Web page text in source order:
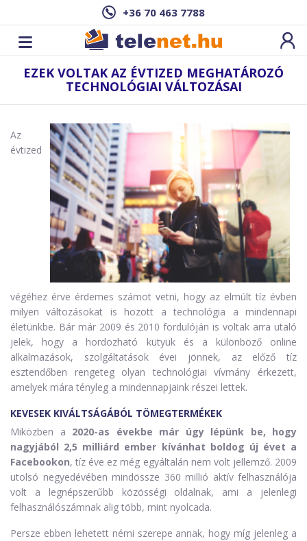
+36 70 463 7788
EZEK VOLTAK AZ ÉVTIZED MEGHATÁROZÓ
TECHNOLÓGIAI VÁLTOZÁSAI
Az
évtized
végéhez érve érdemes számot vetni, hogy az elmúlt tíz évben
milyen változásokat is hozott a technológia a mindennapi
életünkbe. Bár már 2009 és 2010 fordulóján is voltak arra utaló
jelek, hogy a hordozható kütyük és a különböző online
alkalmazások, szolgáltatások évei jönnek, az előző tíz
esztendőben rengeteg olyan technológiai vívmány érkezett,
amelyek mára tényleg a mindennapjaink részei lettek.
KEVESEK KIVÁLTSÁGÁBÓL TÖMEGTERMÉKEK
Miközben a 2020-as évekbe már úgy lépünk be, hogy
nagyjából 2,5 milliárd ember kívánhat boldog új évet a
Facebookon, tíz éve ez még egyáltalán nem volt jellemző. 2009
utolsó negyedévében mindössze 360 millió aktív felhasználója
volt a legnépszerűbb közösségi oldalnak, ami a jelenlegi
felhasználószámnak alig több, mint nyolcada.
Persze ebben lehetett némi szerepe annak, hogy míg jelenleg a